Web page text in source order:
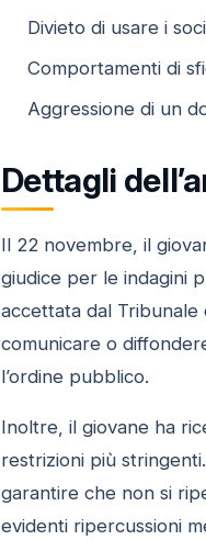
Divieto di usare i
Comportamenti di
Aggressione di un
Dettagli
Il 22 novembre, il
giudice per le indagini
accettata dal Tribunale
comunicare o
l’ordine pubblico.
Inoltre, il giovane ha
restrizioni più
garantire che non si
evidenti ripercussioni